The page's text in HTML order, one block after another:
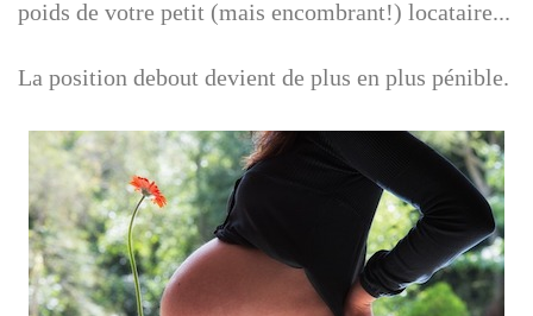
poids de votre petit (mais encombrant!) locataire...
La position debout devient de plus en plus pénible.